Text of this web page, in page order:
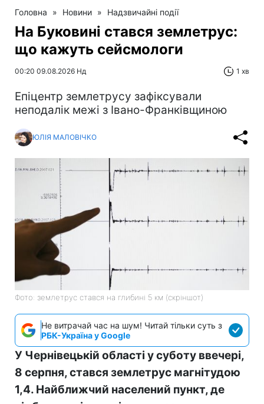
Головна » Новини » Надзвичайні події
На Буковині стався землетрус:
що кажуть сейсмологи
00:20 09.08.2026 Нд 1 хв
Епіцентр землетрусу зафіксували
неподалік межі з Івано-Франківщиною
ЮЛІЯ МАЛОВІЧКО
Фото: землетрус стався на глибині 5 км (скріншот)
Не витрачай час на шум! Читай тільки суть з
РБК-Україна у Google
У Чернівецькій області у суботу ввечері,
8 серпня, стався землетрус магнітудою
1,4. Найближчий населений пункт, де